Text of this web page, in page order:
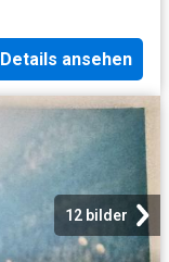
Details ansehen
12 bilder